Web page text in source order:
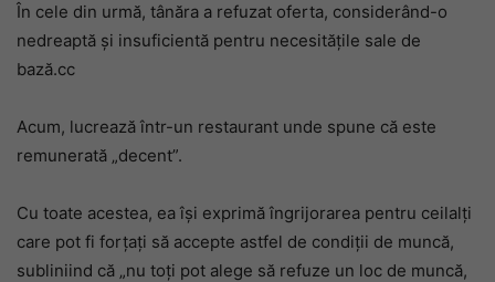
În cele din urmă, tânăra a refuzat oferta, considerând-o
nedreaptă și insuficientă pentru necesitățile sale de
bază.cc
Acum, lucrează într-un restaurant unde spune că este
remunerată „decent”.
Cu toate acestea, ea își exprimă îngrijorarea pentru ceilalți
care pot fi forțați să accepte astfel de condiții de muncă,
subliniind că „nu toți pot alege să refuze un loc de muncă,